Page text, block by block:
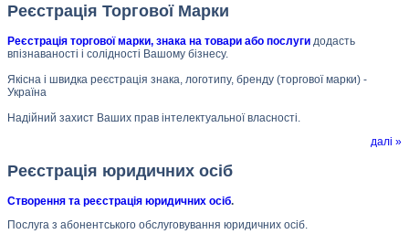
Реєстрація Торгової Марки
Реєстрація торгової марки, знака на товари або послуги додасть
впізнаваності і солідності Вашому бізнесу.
Якісна і швидка реєстрація знака, логотипу, бренду (торгової марки) -
Україна
Надійний захист Ваших прав інтелектуальної власності.
далі »
Реєстрація юридичних осіб
Створення та реєстрація юридичних осіб.
Послуга з абонентського обслуговування юридичних осіб.